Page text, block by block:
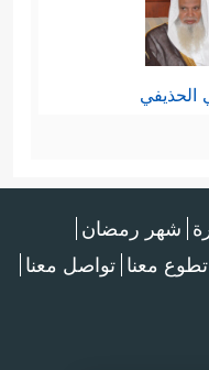
الحذيفي
شهر رمضان
تطوع معنا تواصل معنا